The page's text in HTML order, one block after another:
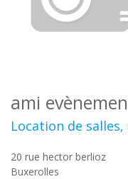
ami
Location de
20 rue hector berlioz
Buxerolles